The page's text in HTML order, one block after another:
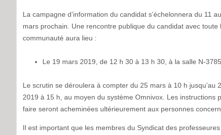
La campagne d’information du candidat s’échelonnera du 11
mars prochain. Une rencontre publique du candidat avec toute
communauté aura lieu :
Le 19 mars 2019, de 12 h 30 à 13 h 30, à la salle N-
Le scrutin se déroulera à compter du 25 mars à 10 h jusqu’au
2019 à 15 h, au moyen du système Omnivox. Les instructions
faire seront acheminées ultérieurement aux personnes
Il est important que les membres du Syndicat des